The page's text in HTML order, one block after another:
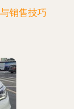
销售技巧